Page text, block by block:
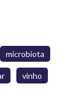
microbiota
vinho